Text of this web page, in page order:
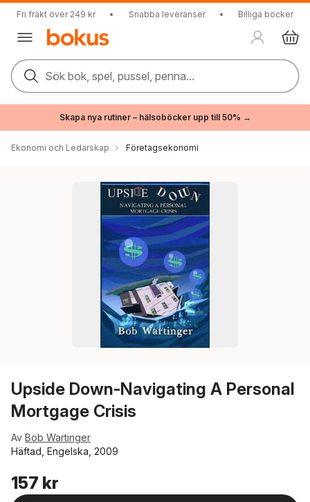
Fri frakt över 249 kr • Snabba leveranser • Billiga böcker
Sök bok, spel, pussel, penna...
Skapa nya rutiner – hälsoböcker upp till 50% →
Ekonomi och Ledarskap Företagsekonomi
Upside Down-Navigating A Personal
Mortgage Crisis
Av Bob Wartinger
Häftad, Engelska, 2009
157 kr